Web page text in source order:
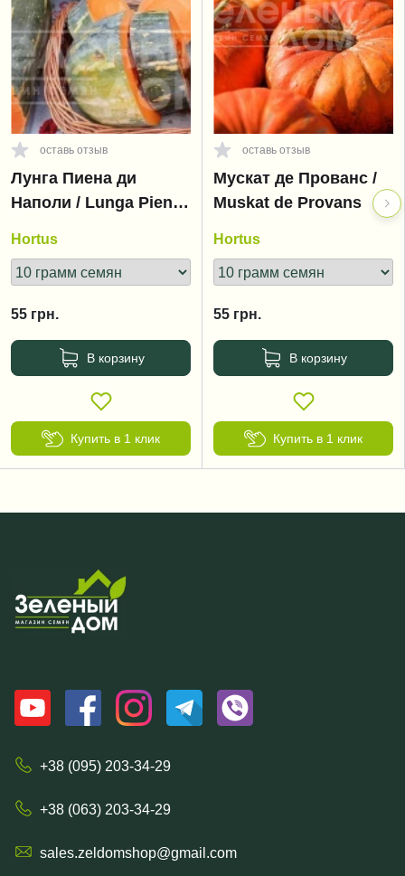
оставь отзыв
Лунга Пиена ди
Наполи / Lunga Piena
Hortus
55 грн.
В корзину
Купить в 1 клик
оставь отзыв
Мускат де Прованс /
Muskat de Provans
Hortus
55 грн.
В корзину
Купить в 1 клик
+38 (095) 203-34-29
+38 (063) 203-34-29
sales.zeldomshop@gmail.com